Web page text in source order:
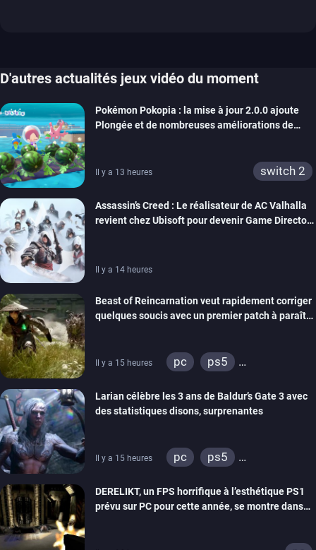
D'autres actualités jeux vidéo du moment
Pokémon Pokopia : la mise à jour 2.0.0 ajoute
Plongée et de nombreuses améliorations de
Il y a 13 heures switch 2
Assassin’s Creed : Le réalisateur de AC Valhalla
revient chez Ubisoft pour devenir Game Director
Il y a 14 heures
Beast of Reincarnation veut rapidement corriger
quelques soucis avec un premier patch à paraître
Il y a 15 heures pc
ps5
Larian célèbre les 3 ans de Baldur’s Gate 3 avec
des statistiques disons, surprenantes
Il y a 15 heures pc
ps5
DERELIKT, un FPS horrifique à l’esthétique PS1
prévu sur PC pour cette année, se montre dans